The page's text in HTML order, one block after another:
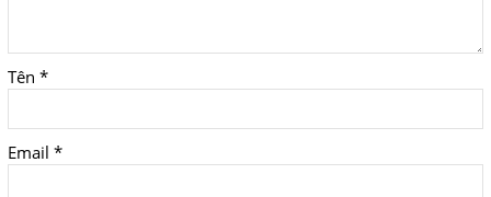
Tên *
Email *